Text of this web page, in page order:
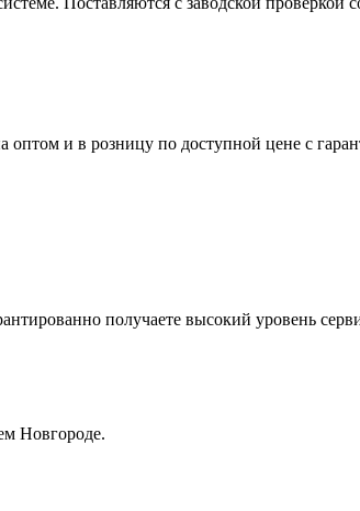
и в розницу по доступной цене с
получаете высокий уровень
Новгороде.